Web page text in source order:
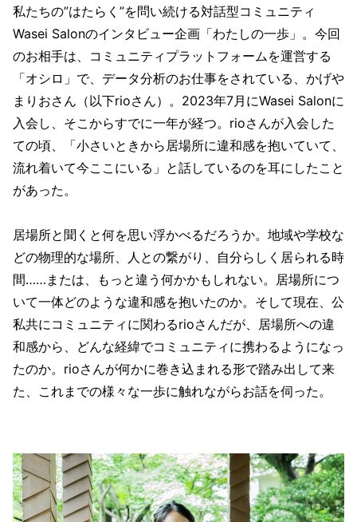
私たちの”はたらく”を問い続ける対話型コミュニティ
Wasei Salonのインタビュー企画「わたしの一歩」。今回
のお相手は、コミュニティプラットフォームを運営する
「オシロ」で、データ分析のお仕事をされている、かげや
まりおさん（以下rioさん）。2023年7月にWasei Salonに
入会し、そこからすでに一年が経つ。rioさんが入会した
ての頃、「小さいときから居場所に違和感を抱いていて、
流れ着いて今ここにいる」と話しているのを耳にしたこと
があった。
居場所と聞くと何を思い浮かべるだろうか。地域や学校な
どの物理的な場所、人との繋がり、自分らしく居られる時
間……または、もっと違う何かかもしれない。居場所につ
いて一体どのような違和感を抱いたのか。そして現在、公
私共にコミュニティに関わるrioさんだが、居場所への違
和感から、どんな経緯でコミュニティに携わるようになっ
たのか。rioさんが何かに巻き込まれる形で踏み出して来
た、これまでの様々な一歩に触れながらお話を伺った。